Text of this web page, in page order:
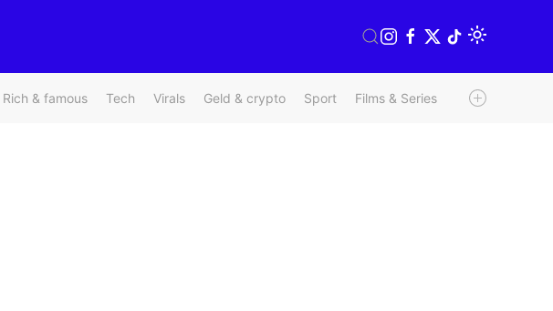
Rich & famous Tech Virals Geld & crypto Sport Films & Series Radio & TV